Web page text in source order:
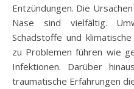
Entzündungen. Die
Nase sind vielfältig.
Schadstoffe und
zu Problemen führen wie
Infektionen. Darüber
traumatische Erfahrungen